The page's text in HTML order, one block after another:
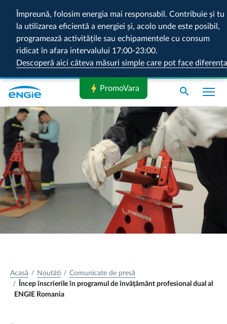
Împreună, folosim energia mai responsabil. Contribuie și tu
la utilizarea eficientă a energiei și, acolo unde este posibil,
programează activitățile sau echipamentele cu consum
ridicat în afara intervalului 17:00-23:00.
Descoperă aici câteva măsuri simple care pot face diferența
search
Acasă Noutăți
Comunicate de presă
Încep înscrierile în programul de învățământ profesional dual al
ENGIE Romania
bolt PromoVara